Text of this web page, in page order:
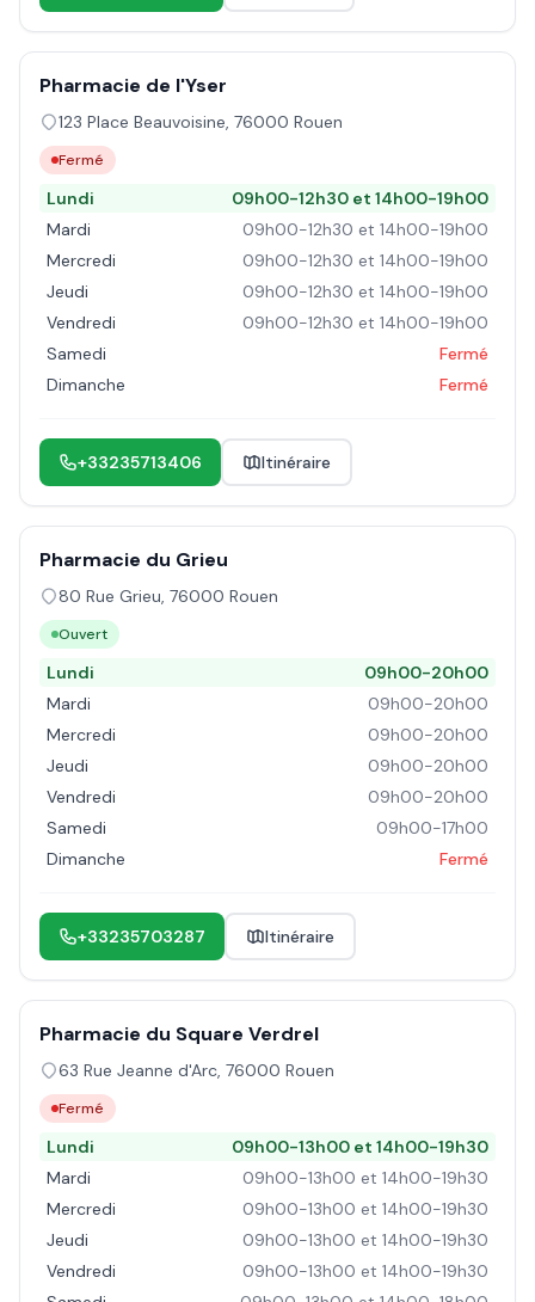
Pharmacie de l'Yser
123 Place Beauvoisine, 76000 Rouen
Fermé
Lundi
09h00-12h30 et 14h00-19h00
Mardi
09h00-12h30 et 14h00-19h00
Mercredi
09h00-12h30 et 14h00-19h00
Jeudi
09h00-12h30 et 14h00-19h00
Vendredi
09h00-12h30 et 14h00-19h00
Samedi
Fermé
Dimanche
Fermé
+33235713406 Itinéraire
Pharmacie du Grieu
80 Rue Grieu, 76000 Rouen
Ouvert
Lundi
09h00-20h00
Mardi
09h00-20h00
Mercredi
09h00-20h00
Jeudi
09h00-20h00
Vendredi
09h00-20h00
Samedi
09h00-17h00
Dimanche
Fermé
+33235703287 Itinéraire
Pharmacie du Square Verdrel
63 Rue Jeanne d'Arc, 76000 Rouen
Fermé
Lundi
09h00-13h00 et 14h00-19h30
Mardi
09h00-13h00 et 14h00-19h30
Mercredi
09h00-13h00 et 14h00-19h30
Jeudi
09h00-13h00 et 14h00-19h30
Vendredi
09h00-13h00 et 14h00-19h30